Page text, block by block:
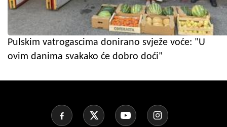
Pulskim vatrogascima donirano svježe voće: "U
ovim danima svakako će dobro doći"